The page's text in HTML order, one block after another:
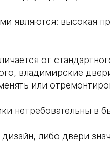
являются: высокая
от
владимирские
или
нетребовательны в
либо двери